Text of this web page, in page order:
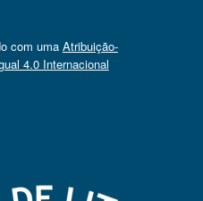
com uma Atribuição-
4.0 Internacional